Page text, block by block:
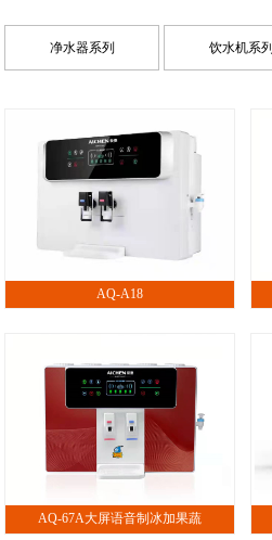
净水器系列 饮水机系列
AQ-A18
AQ-67A大屏语音制冰加果蔬